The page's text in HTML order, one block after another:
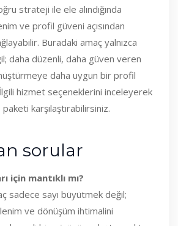
strateji ile ele alındığında
ve profil güveni açısından
Buradaki amaç yalnızca
daha düzenli, daha güven veren
daha uygun bir profil
İlgili hizmet seçeneklerini inceleyerek
karşılaştırabilirsiniz.
sorular
için mantıklı mı?
sadece sayı büyütmek değil;
ve dönüşüm ihtimalini